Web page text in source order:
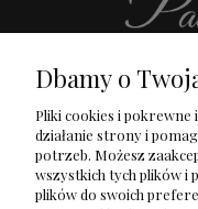
O Mnie
Dbamy o
Pliki cookies i
działanie strony i
potrzeb. Możesz
wszystkich tych plików i
plików do swoich